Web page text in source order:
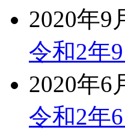
2020年9
令和2年
2020年6
令和2年